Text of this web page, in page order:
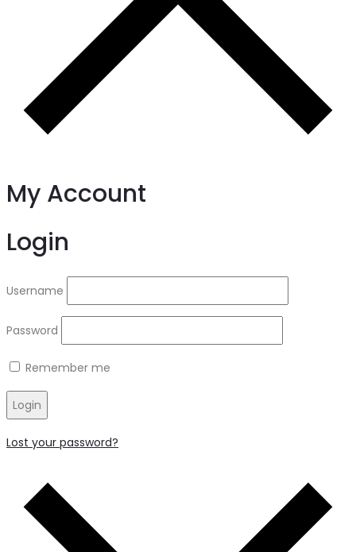
My Account
Login
Username
Password
Remember me
Login
Lost your password?